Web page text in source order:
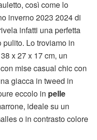
così come lo
inverno 2023 2024 di
infatti una perfetta
pulito. Lo troviamo in
x 27 x 17 cm, un
mise casual chic con
giacca in tweed in
eccolo in pelle
ideale su un
o in contrasto colore